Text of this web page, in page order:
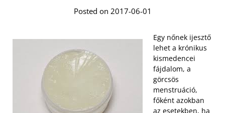
Posted on 2017-06-01
Egy nőnek ijesztő
lehet a krónikus
kismedencei
fájdalom, a
görcsös
menstruáció,
főként azokban
az esetekben, ha